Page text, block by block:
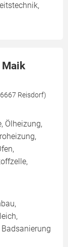
Reisdorf)
Ölheizung,